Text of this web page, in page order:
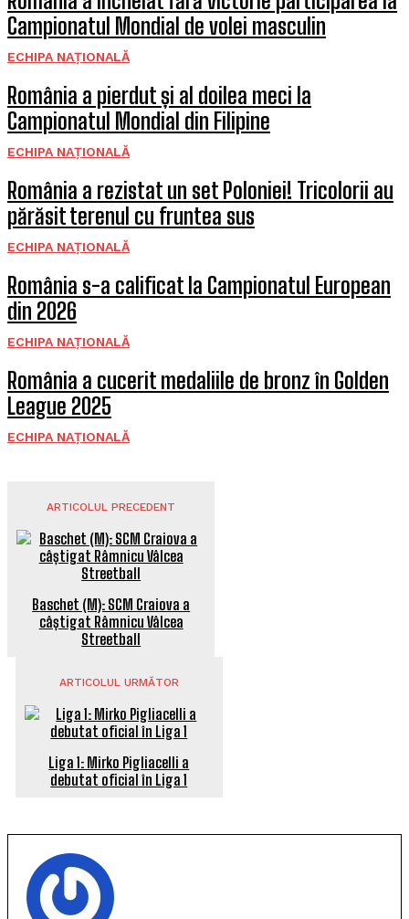
Campionatul Mondial de volei masculin
ECHIPA NAȚIONALĂ
România a pierdut și al doilea meci la
Campionatul Mondial din Filipine
ECHIPA NAȚIONALĂ
România a rezistat un set Poloniei! Tricolorii au
părăsit terenul cu fruntea sus
ECHIPA NAȚIONALĂ
România s-a calificat la Campionatul European
din 2026
ECHIPA NAȚIONALĂ
România a cucerit medaliile de bronz în Golden
League 2025
ECHIPA NAȚIONALĂ
ARTICOLUL PRECEDENT
Baschet (M): SCM Craiova a
câștigat Râmnicu Vâlcea
Streetball
ARTICOLUL URMĂTOR
Liga 1: Mirko Pigliacelli a
debutat oficial în Liga 1